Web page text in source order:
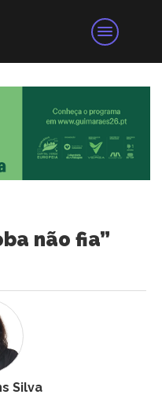
não fia”
Silva